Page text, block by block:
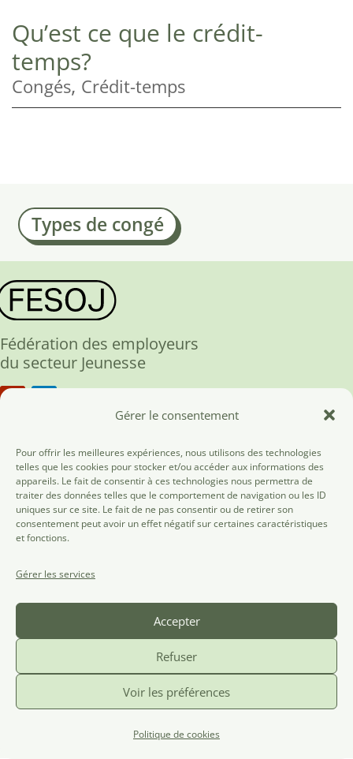
Gérer le consentement
Pour offrir les meilleures expériences, nous utilisons des technologies
telles que les cookies pour stocker et/ou accéder aux informations des
appareils. Le fait de consentir à ces technologies nous permettra de
traiter des données telles que le comportement de navigation ou les ID
uniques sur ce site. Le fait de ne pas consentir ou de retirer son
consentement peut avoir un effet négatif sur certaines caractéristiques
et fonctions.
Gérer les services
Accepter
Refuser
Voir les préférences
Politique de cookies
Qu’est ce que le crédit-
temps?
Congés, Crédit-temps
Types de congé
Fédération des employeurs
du secteur Jeunesse
Fesoj ASBL
rue des Tanneurs, 186
1000 Bruxelles
02/537.11.06
Politique de confidentialité